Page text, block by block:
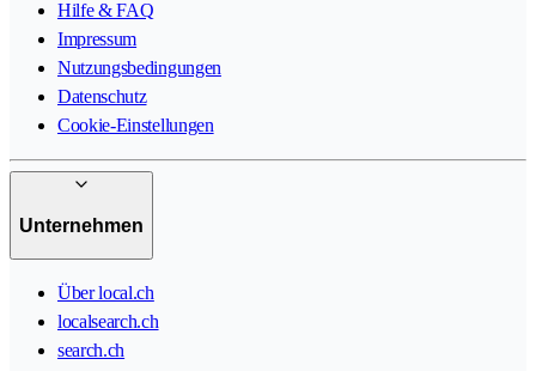
Hilfe & FAQ
Impressum
Nutzungsbedingungen
Datenschutz
Cookie-Einstellungen
Unternehmen
Über local.ch
localsearch.ch
search.ch